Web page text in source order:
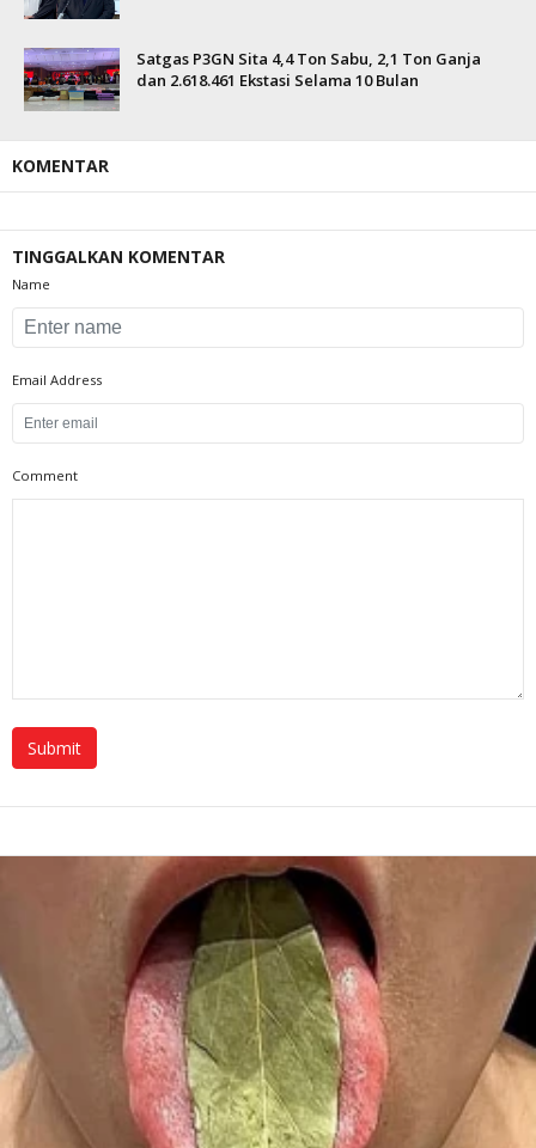
Satgas P3GN Sita 4,4 Ton Sabu, 2,1 Ton Ganja
dan 2.618.461 Ekstasi Selama 10 Bulan
KOMENTAR
TINGGALKAN KOMENTAR
Name
Email Address
Comment